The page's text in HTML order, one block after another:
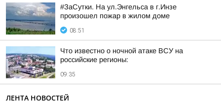
#ЗаСутки. На ул.Энгельса в г.Инзе
произошел пожар в жилом доме
08:51
Что известно о ночной атаке ВСУ на
российские регионы:
09:35
ЛЕНТА НОВОСТЕЙ